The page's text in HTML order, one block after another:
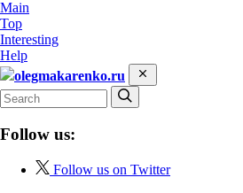
Main
Top
Interesting
Help
olegmakarenko.ru
Follow us:
Follow us on Twitter